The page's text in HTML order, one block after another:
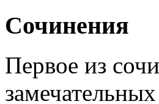
Сочинения
Первое из